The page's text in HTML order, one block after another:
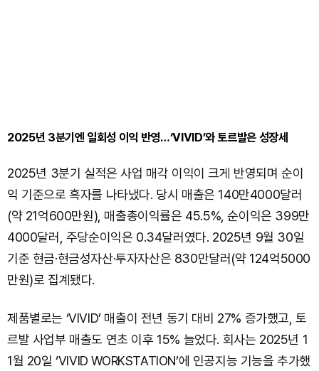
2025년 3분기엔 일회성 이익 반영…‘VIVID’와 토르발은 성장세
2025년 3분기 실적은 사업 매각 이익이 크게 반영되며 순이
익 기준으로 흑자를 나타냈다. 당시 매출은 140만4000달러
(약 21억600만원), 매출총이익률은 45.5%, 순이익은 399만
4000달러, 주당순이익은 0.34달러였다. 2025년 9월 30일
기준 현금·현금성자산·투자자산은 830만달러(약 124억5000
만원)로 집계됐다.
제품별로는 ‘VIVID’ 매출이 전년 동기 대비 27% 증가했고, 토
르발 사업부 매출도 연초 이후 15% 늘었다. 회사는 2025년 1
1월 20일 ‘VIVID WORKSTATION’에 인공지능 기능을 추가했